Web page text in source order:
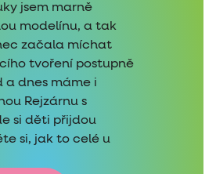
jsem marně
modelínu, a tak
začala míchat
tvoření postupně
a dnes máme i
Rejzárnu s
si děti přijdou
si, jak to celé u